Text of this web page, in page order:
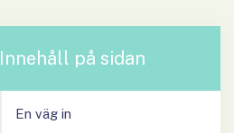
Innehåll på sidan
En väg in